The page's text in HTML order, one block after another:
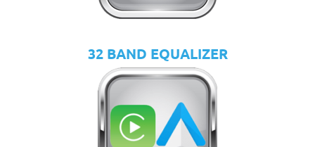
32 BAND EQUALIZER